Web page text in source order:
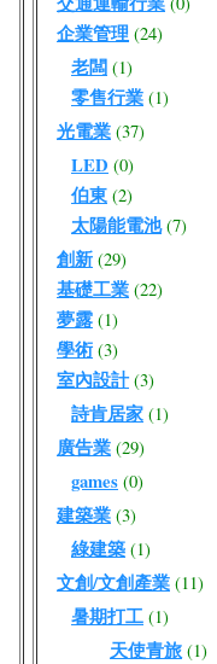
企業管理 (24)
老闆 (1)
零售行業 (1)
光電業 (37)
LED (0)
伯東 (2)
太陽能電池 (7)
創新 (29)
基礎工業 (22)
夢露 (1)
學術 (3)
室內設計 (3)
詩肯居家 (1)
廣告業 (29)
games (0)
建築業 (3)
綠建築 (1)
文創/文創產業 (11)
暑期打工 (1)
天使青旅 (1)